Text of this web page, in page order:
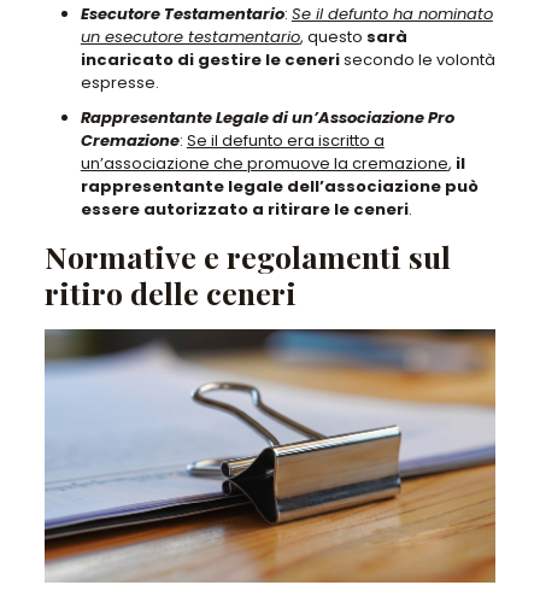
Esecutore Testamentario: Se il defunto ha nominato
un esecutore testamentario, questo sarà
incaricato di gestire le cenerisecondo le volontà
espresse.
Rappresentante Legale di un’Associazione Pro
Cremazione: Se il defunto era iscritto a
un’associazione che promuove la cremazione, il
rappresentante legale dell’associazione può
essere autorizzato a ritirare le ceneri.
Normative e regolamenti sul
ritiro delle ceneri